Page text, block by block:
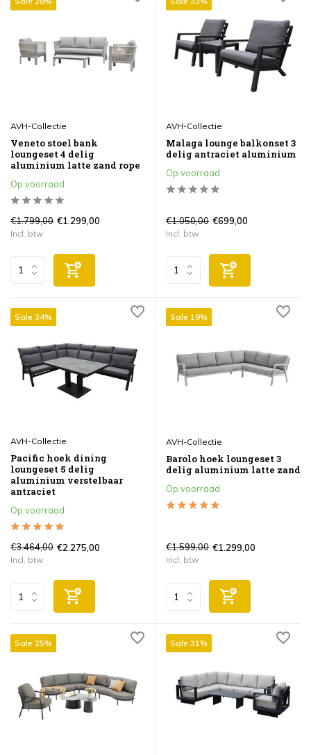
AVH-Collectie
Veneto stoel bank
loungeset 4 delig
aluminium latte zand rope
Op voorraad
€1.799,00 €1.299,00
Incl. btw
AVH-Collectie
Malaga lounge balkonset 3
delig antraciet aluminium
Op voorraad
€1.050,00 €699,00
Incl. btw
Sale 34%
AVH-Collectie
Pacific hoek dining
loungeset 5 delig
aluminium verstelbaar
antraciet
Op voorraad
€3.464,00 €2.275,00
Incl. btw
Sale 19%
AVH-Collectie
Barolo hoek loungeset 3
delig aluminium latte zand
Op voorraad
€1.599,00 €1.299,00
Incl. btw
Sale 25% Sale 31%